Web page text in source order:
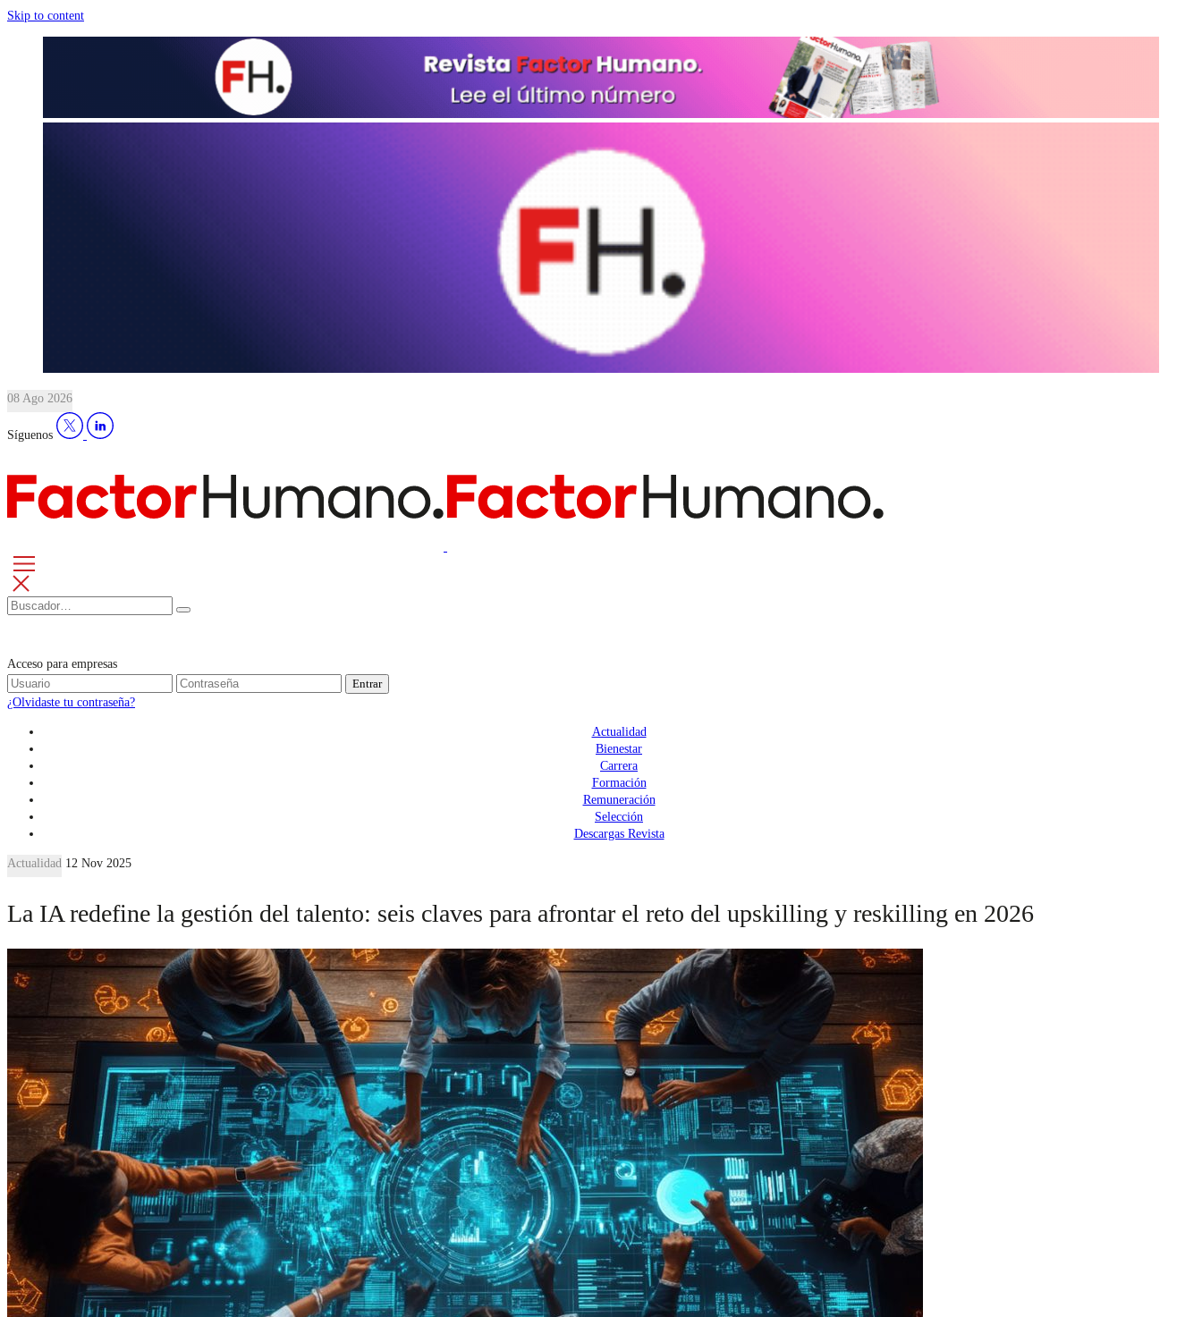
Skip to content
08 Ago 2026
Síguenos
Acceso para empresas
Entrar
¿Olvidaste tu contraseña?
Actualidad
Bienestar
Carrera
Formación
Remuneración
Selección
Descargas Revista
Actualidad 12 Nov 2025
La IA redefine la gestión del talento: seis claves para afrontar el reto del upskilling y reskilling en 2026